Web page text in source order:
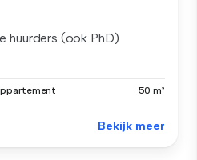
huurders (ook PhD)
50 m²
Bekijk meer